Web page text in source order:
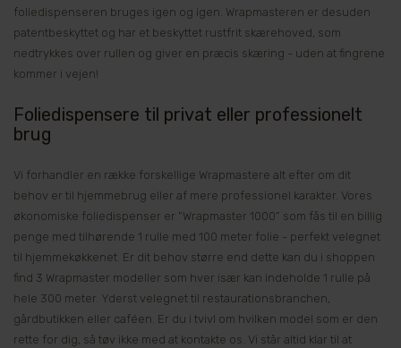
foliedispenseren bruges igen og igen. Wrapmasteren er desuden
patentbeskyttet og har et beskyttet rustfrit skærehoved, som
nedtrykkes over rullen og giver en præcis skæring - uden at fingrene
kommer i vejen!
Foliedispensere til privat eller professionelt
brug
Vi forhandler en række forskellige Wrapmastere alt efter om dit
behov er til hjemmebrug eller af mere professionel karakter. Vores
økonomiske foliedispenser er “Wrapmaster 1000” som fås til en billig
penge med tilhørende 1 rulle med 100 meter folie - perfekt velegnet
til hjemmekøkkenet. Er dit behov større end dette kan du i shoppen
find 3 Wrapmaster modeller som hver især kan indeholde 1 rulle på
hele 300 meter. Yderst velegnet til restaurationsbranchen,
gårdbutikken eller caféen. Er du i tvivl om hvilken model som er den
rette for dig, så tøv ikke med at kontakte os. Vi står altid klar til at